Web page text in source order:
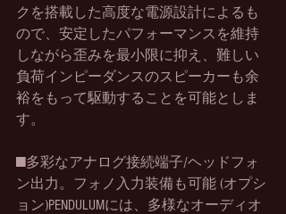
クを搭載した高度な電源設計によるも
ので、安定したパフォーマンスを維持
しながら歪みを最小限に抑え、難しい
負荷インピーダンスのスピーカーも余
裕をもって駆動することを可能としま
す。
■多彩なアナログ接続端子/ヘッドフォ
ン出力。フォノ入力装備も可能 (オプシ
ョン)PENDULUMには、多様なオーディオ